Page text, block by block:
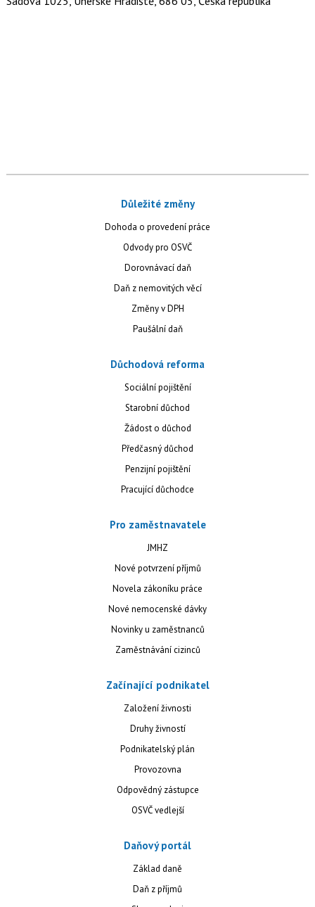
Důležité změny
Dohoda o provedení práce
Odvody pro OSVČ
Dorovnávací daň
Daň z nemovitých věcí
Změny v DPH
Paušální daň
Důchodová reforma
Sociální pojištění
Starobní důchod
Žádost o důchod
Předčasný důchod
Penzijní pojištění
Pracující důchodce
Pro zaměstnavatele
JMHZ
Nové potvrzení příjmů
Novela zákoníku práce
Nové nemocenské dávky
Novinky u zaměstnanců
Zaměstnávání cizinců
Začínající podnikatel
Založení živnosti
Druhy živností
Podnikatelský plán
Provozovna
Odpovědný zástupce
OSVČ vedlejší
Daňový portál
Základ daně
Daň z příjmů